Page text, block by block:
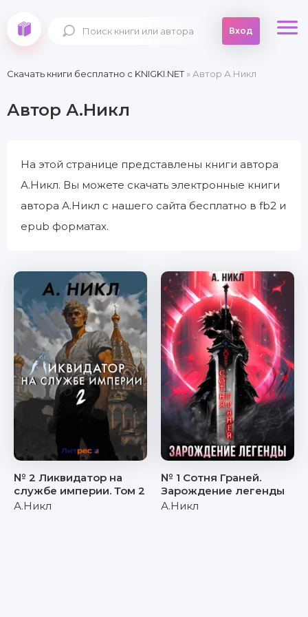
Вход
Скачать книги бесплатно c KNIGKI.NET» Автор А.Никл
Автор А.Никл
На этой странице представлены книги автора
А.Никл. Вы можете скачать электронные книги
автора А.Никл с нашего сайта бесплатно в fb2 и
epub форматах.
№ 2 Ликвидатор на
службе империи. Том 2
А.Никл
№ 1 Сотня Граней.
Зарождение легенды
А.Никл